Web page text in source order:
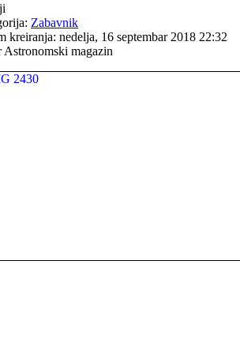
Zabavnik
kreiranja: nedelja, 16 septembar 2018 22:32
Astronomski magazin